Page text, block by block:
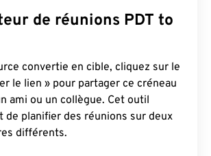
de réunions PDT to
convertie en cible, cliquez sur le
le lien » pour partager ce créneau
ami ou un collègue. Cet outil
de planifier des réunions sur deux
différents.